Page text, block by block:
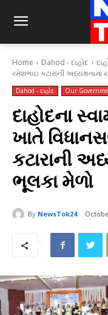
Home Dahod - દાહોદ
રમેશભાઇ કટારાની અધ્યક્ષતામાં
Dahod - દાહોદ Our
દાહોદના
ખાતે
કટારાની
ભૂલકા મેળો
By NewsTok24